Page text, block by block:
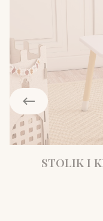
STOLIK I